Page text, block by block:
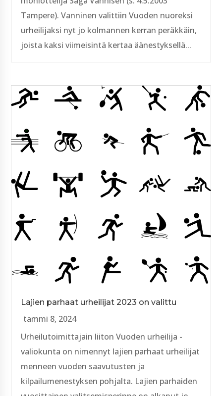
Tampere). Vanninen valittiin Vuoden nuoreksi
urheilijaksi nyt jo kolmannen kerran peräkkäin,
joista kaksi viimeisintä kertaa äänestyksellä...
Lajien parhaat urheilijat 2023 on valittu
tammi 8, 2024
Urheilutoimittajain liiton Vuoden urheilija -
valiokunta on nimennyt lajien parhaat urheilijat
menneen vuoden saavutusten ja
kilpailumenestyksen pohjalta. Lajien parhaiden